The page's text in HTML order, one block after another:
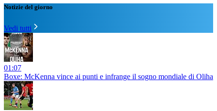
Notizie del giorno
Vedi tutti
01:07
Boxe: McKenna vince ai punti e infrange il sogno mondiale di Oliha